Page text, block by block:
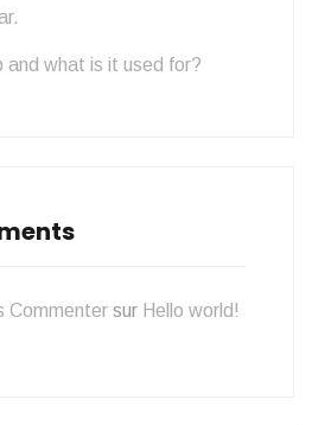
and what is it used for?
Commenter sur Hello world!